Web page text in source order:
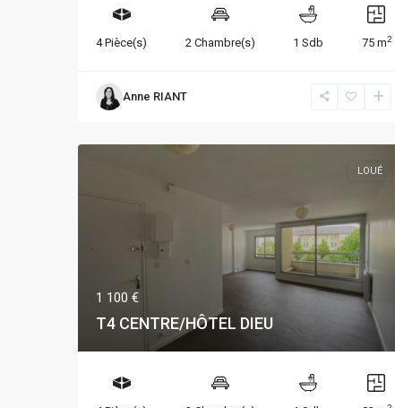
4 Pièce(s) 2 Chambre(s) 1 Sdb 75 m2
Anne RIANT
LOUÉ
1 100 €
T4 CENTRE/HÔTEL DIEU